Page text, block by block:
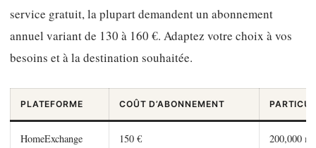
service gratuit, la plupart demandent un abonnement
annuel variant de 130 à 160 €. Adaptez votre choix à vos
besoins et à la destination souhaitée.
PLATEFORME COÛT D’ABONNEMENT
HomeExchange 150 € 200,000